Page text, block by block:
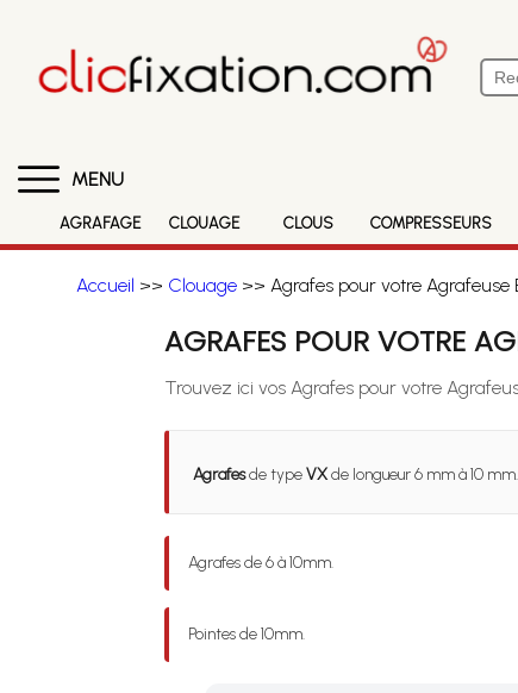
MENU
AGRAFAGE CLOUAGE CLOUS COMPRESSEURS
Accueil >> Clouage>> Agrafes pour votre Agrafeuse
AGRAFES POUR VOTRE
Trouvez ici vos Agrafes pour votre
Agrafesde typeVXde longueur 6 mm à 10 mm.
Agrafes de 6 à 10mm.
Pointes de 10mm.